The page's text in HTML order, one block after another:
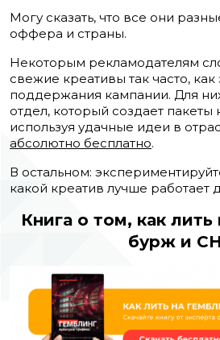
Могу сказать, что все они
оффера и страны.
Некоторым рекламодателям
свежие креативы так часто,
поддержания кампании. Для
отдел, который создает пакеты
используя удачные идеи в
абсолютно бесплатно.
В остальном:
какой креатив лучше
Книга о том, как лить
бурж и